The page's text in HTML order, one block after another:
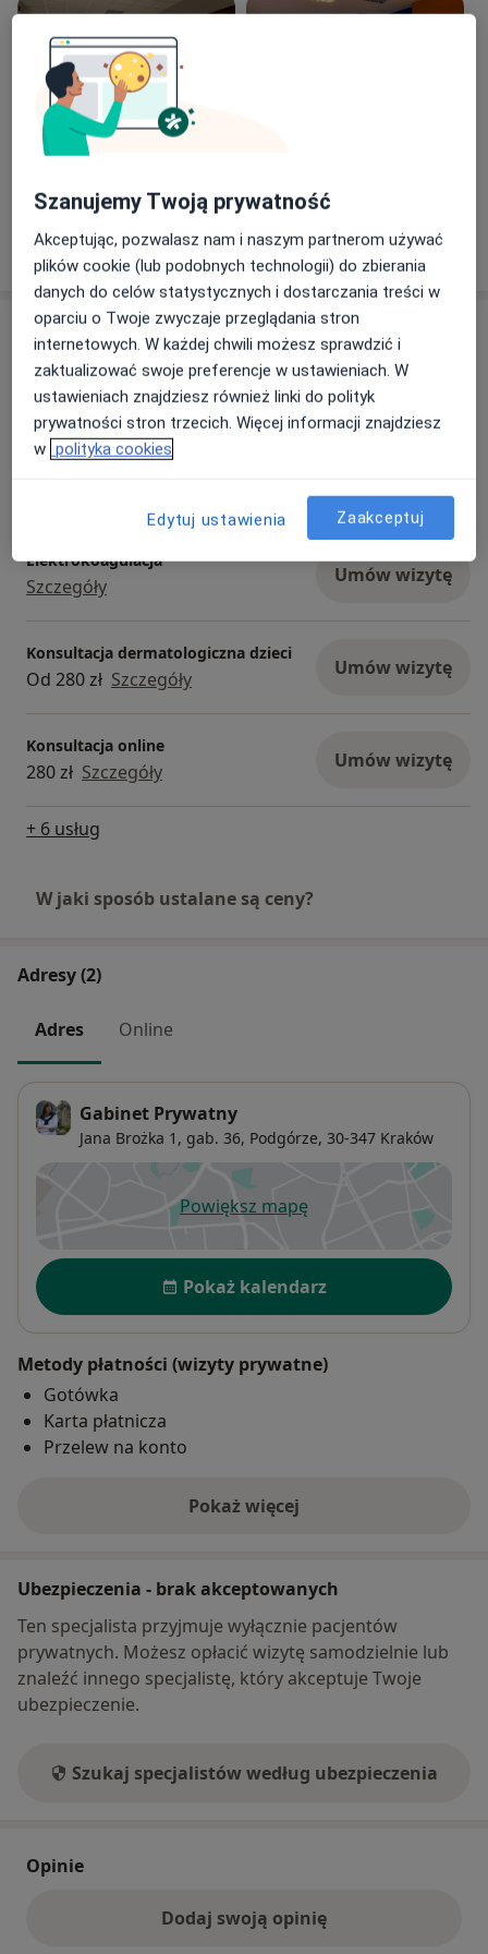
otrzymuję corocznie certyfikat jakości - "Specjalista
Przyjazny Pacjentom" - vide zdjęcia mojego profilu.
Serdecznie zapraszam do skorzystania z moich usług.
Pokaż więcejo doświadczeniu
Usługi i ceny
Konsultacja dermatologiczna
Od 280 zł Szczegóły Umów wizytę
Botoks
Elektrokoagulacja
Szczegóły Umów wizytę
Konsultacja dermatologiczna dzieci
Od 280 zł Szczegóły Umów wizytę
Konsultacja online
280 zł Szczegóły Umów wizytę
+ 6 usług
W jaki sposób ustalane są ceny?
Adresy (2)
Adres Online
Gabinet Prywatny
Jana Brożka 1, gab. 36, Podgórze, 30-347 Kraków
Powiększ mapęotwiera się w nowej karcie
Dostępność
Pokaż kalendarz
Metody płatności (wizyty prywatne)
Gotówka
Karta płatnicza
Przelew na konto
Pokaż więcej
o adresie
Ubezpieczenia - brak akceptowanych
Ten specjalista przyjmuje wyłącznie pacjentów
prywatnych. Możesz opłacić wizytę samodzielnie lub
znaleźć innego specjalistę, który akceptuje Twoje
ubezpieczenie.
Szukaj specjalistów według ubezpieczenia
Opinie
Dodaj swoją opinię
Szanujemy Twoją prywatność
Akceptując, pozwalasz nam i naszym partnerom używać
plików cookie (lub podobnych technologii) do zbierania
danych do celów statystycznych i dostarczania treści w
oparciu o Twoje zwyczaje przeglądania stron
internetowych. W każdej chwili możesz sprawdzić i
zaktualizować swoje preferencje w ustawieniach. W
ustawieniach znajdziesz również linki do polityk
prywatności stron trzecich. Więcej informacji znajdziesz
w polityka cookies
Edytuj ustawienia Zaakceptuj